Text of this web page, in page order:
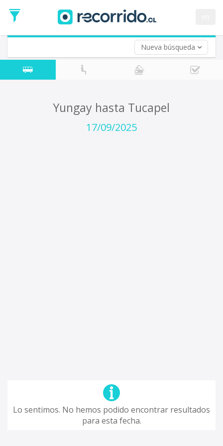
Nueva búsqueda
de
Ida
Vuelta (opcional)
Fecha
de
Yungay hasta Tucapel
17/09/2025
Lo sentimos. No hemos podido encontrar resultados
para esta fecha.